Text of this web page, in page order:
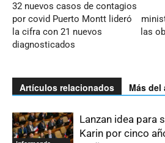
32 nuevos casos de contagios
por covid Puerto Montt lideró
la cifra con 21 nuevos
diagnosticados
las
Artículos relacionados Más del
Lanzan idea para
Karin por cinco